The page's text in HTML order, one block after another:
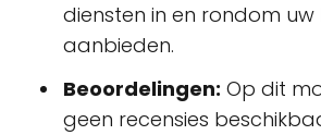
diensten in en rondom uw
aanbieden.
Beoordelingen: Op dit
geen recensies